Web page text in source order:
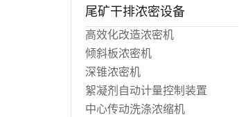
尾矿干排浓密设备
高效化改造浓密机
倾斜板浓密机
深锥浓密机
絮凝剂自动计量控制装置
中心传动洗涤浓缩机